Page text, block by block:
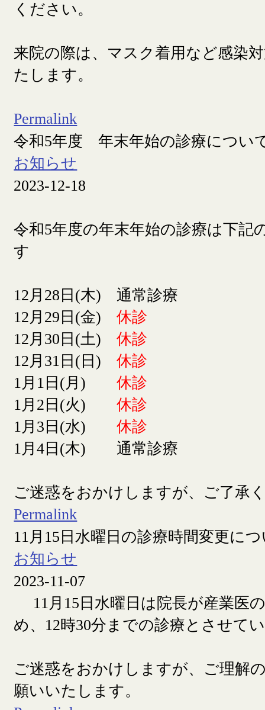
ください。
来院の際は、マスク着用など感染
たします。
Permalink
令和5年度 年末年始の診療につい
お知らせ
2023-12-18
令和5年度の年末年始の診療は下記
す
12月28日(木) 通常診療
12月29日(金)休診
12月30日(土)休診
12月31日(日)休診
1月1日(月)休診
1月2日(火)休診
1月3日(水)休診
1月4日(木) 通常診療
ご迷惑をおかけしますが、ご了承
Permalink
11月15日水曜日の診療時間変更に
お知らせ
2023-11-07
11月15日水曜日は院長が産業医
め、12時30分までの診療とさせて
ご迷惑をおかけしますが、ご理解
願いいたします。